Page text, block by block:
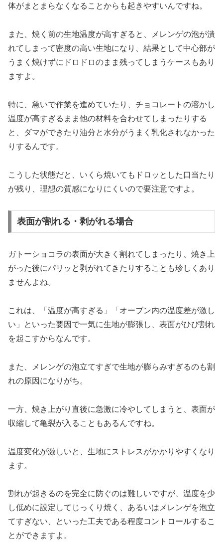
体がまとまらなくなることからも起きやすいんですね。
また、焼く前の生地温度が高すぎると、メレンゲの泡が潰
れてしまって密度の高い生地になり、結果として中心部が
うまく焼けずにドロドロのまま残ってしまうケースもあり
ますよ。
特に、急いで作業を進めていたり、チョコレートの溶かし
温度が高すぎるまま他の材料を合わせてしまったりする
と、ダマができたり油分と水分がうまく乳化されなかった
りするんです。
こうした状態だと、いくら焼いてもドロッとした口当たり
が残り、理想の質感になりにくいので要注意ですよ。
表面が割れる・剥がれる場合
ガトーショコラの表面が大きく割れてしまったり、焼き上
がった後にパリッと剥がれてきたりすることも珍しくあり
ませんよね。
これは、「温度が高すぎる」「オーブン内の温度差が激し
い」といった要因で一気に生地が膨張し、表面がひび割れ
を起こすからなんです。
また、メレンゲの泡立てすぎで生地が膨らみすぎるのも割
れの原因になりがち。
一方、焼き上がり直後に急激に冷やしてしまうと、表面が
収縮して亀裂が入ることもあるんですね。
温度変化が激しいと、生地にストレスがかかりやすくなり
ます。
割れが起きるのを完全に防ぐのは難しいですが、温度を少
し低めに設定してじっくり焼く、あるいはメレンゲを泡立
てすぎない、といった工夫である程度コントロールするこ
とができますよ。